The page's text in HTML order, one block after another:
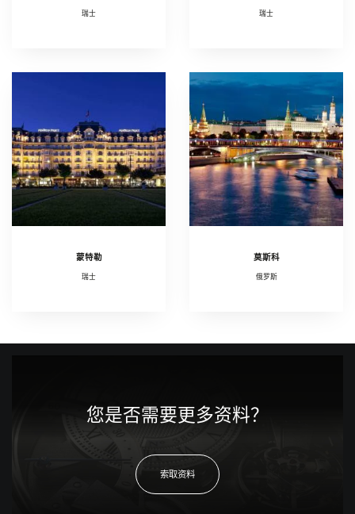
瑞士 瑞士
蒙特勒
瑞士
莫斯科
俄罗斯
您是否需要更多资料？
索取资料